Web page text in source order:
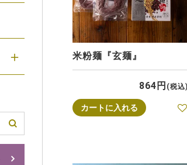
米粉麺『玄麺』
864 税込
カートに入れる